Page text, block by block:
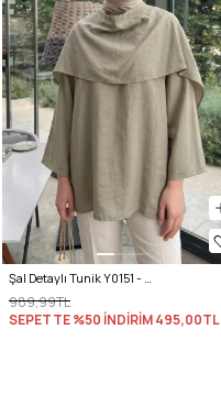
989,99TL
SEPETTE %50 İNDİRİM495,00TL